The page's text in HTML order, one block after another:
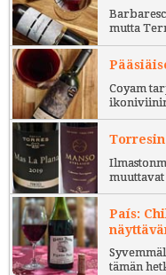
mutta
Coyam
País:
tämän